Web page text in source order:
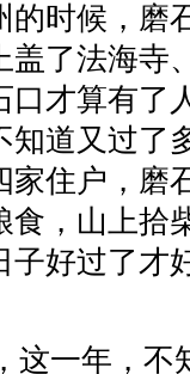
的时候，磨
盖了法海寺
口才算有了
知道又过了
家住户，磨
食，山上拾
子好过了才
这一年，